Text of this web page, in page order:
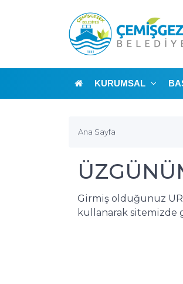
KURUMSAL
Ana Sayfa
Girmiş olduğunuz
kullanarak sitemizde